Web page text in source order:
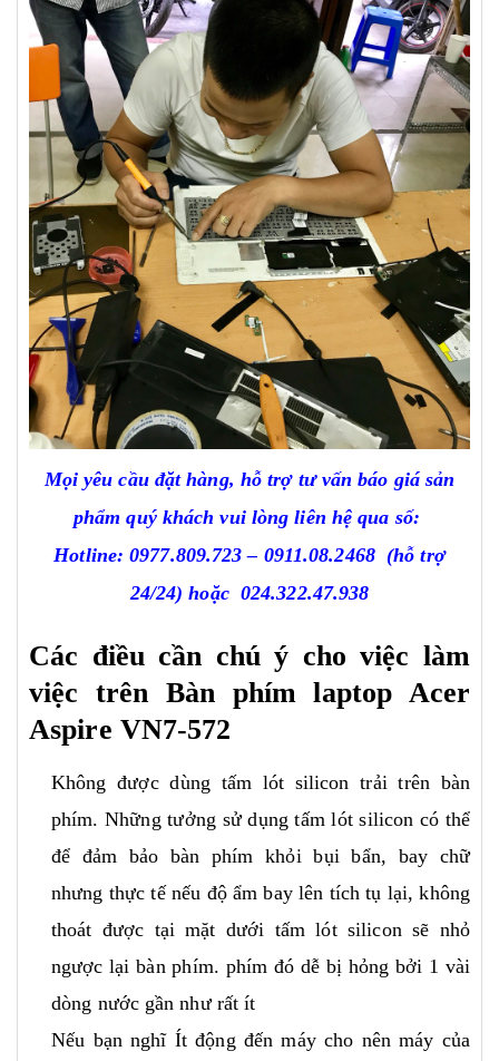
Mọi yêu cầu đặt hàng, hỗ trợ tư vấn báo giá sản
phẩm quý khách vui lòng liên hệ qua số:
Hotline: 0977.809.723 – 0911.08.2468 (hỗ trợ
24/24) hoặc024.322.47.938
Các điều cần chú ý cho việc làm
việc trên Bàn phím laptop Acer
Aspire VN7-572
Không được dùng tấm lót silicon trải trên bàn
phím. Những tưởng sử dụng tấm lót silicon có thể
để đảm bảo bàn phím khỏi bụi bẩn, bay chữ
nhưng thực tế nếu độ ẩm bay lên tích tụ lại, không
thoát được tại mặt dưới tấm lót silicon sẽ nhỏ
ngược lại bàn phím. phím đó dễ bị hỏng bởi 1 vài
dòng nước gần như rất ít
Nếu bạn nghĩ Ít động đến máy cho nên máy của